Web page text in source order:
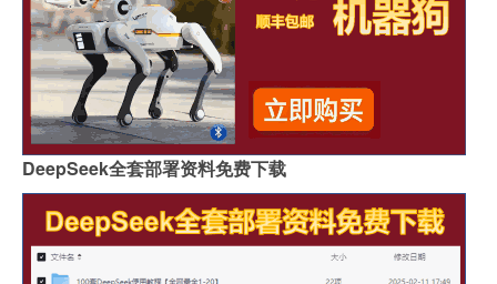
DeepSeek全套部署资料免费下载